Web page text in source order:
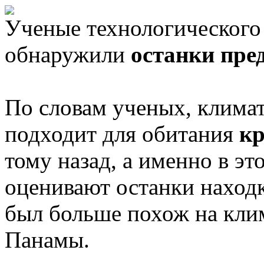
Ученые
обнаружили останки
По словам ученых,
подходит для обитания
тому назад, а именно в
оценивают останки
был больше похож на
Панамы.